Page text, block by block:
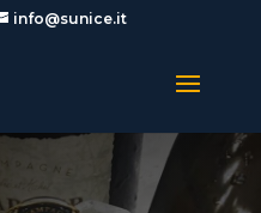
info@sunice.it